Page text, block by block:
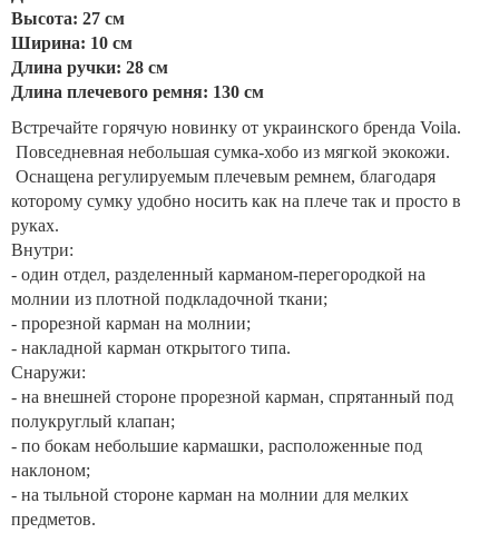
Высота: 27 см
Ширина: 10 см
Длина ручки: 28 см
Длина плечевого ремня: 130 см
Встречайте горячую новинку от украинского бренда Voila.
Повседневная небольшая сумка-хобо из мягкой экокожи.
Оснащена регулируемым плечевым ремнем, благодаря
которому сумку удобно носить как на плече так и просто в
руках.
Внутри:
- один отдел, разделенный карманом-перегородкой на
молнии из плотной подкладочной ткани;
- прорезной карман на молнии;
- накладной карман открытого типа.
Снаружи:
- на внешней стороне прорезной карман, спрятанный под
полукруглый клапан;
- по бокам небольшие кармашки, расположенные под
наклоном;
- на тыльной стороне карман на молнии для мелких
предметов.